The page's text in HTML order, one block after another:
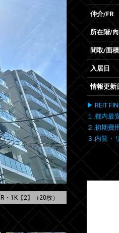
・1K【2】（20枚）
仲介/FR
所在階/
間取/面積
入居日
情報更新
▶ REIT
１.都内最
２.初期費
３.内覧・